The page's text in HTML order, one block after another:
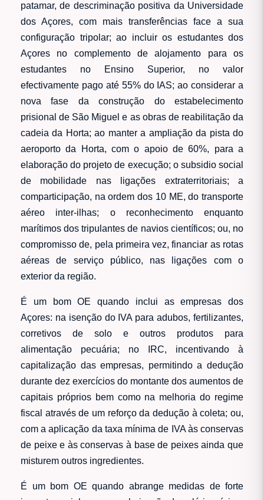
patamar, de descriminação positiva da Universidade
dos Açores, com mais transferências face a sua
configuração tripolar; ao incluir os estudantes dos
Açores no complemento de alojamento para os
estudantes no Ensino Superior, no valor
efectivamente pago até 55% do IAS; ao considerar a
nova fase da construção do estabelecimento
prisional de São Miguel e as obras de reabilitação da
cadeia da Horta; ao manter a ampliação da pista do
aeroporto da Horta, com o apoio de 60%, para a
elaboração do projeto de execução; o subsidio social
de mobilidade nas ligações extraterritoriais; a
comparticipação, na ordem dos 10 ME, do transporte
aéreo inter-ilhas; o reconhecimento enquanto
marítimos dos tripulantes de navios científicos; ou, no
compromisso de, pela primeira vez, financiar as rotas
aéreas de serviço público, nas ligações com o
exterior da região.
É um bom OE quando inclui as empresas dos
Açores: na isenção do IVA para adubos, fertilizantes,
corretivos de solo e outros produtos para
alimentação pecuária; no IRC, incentivando à
capitalização das empresas, permitindo a dedução
durante dez exercícios do montante dos aumentos de
capitais próprios bem como na melhoria do regime
fiscal através de um reforço da dedução à coleta; ou,
com a aplicação da taxa mínima de IVA às conservas
de peixe e às conservas à base de peixes ainda que
misturem outros ingredientes.
É um bom OE quando abrange medidas de forte